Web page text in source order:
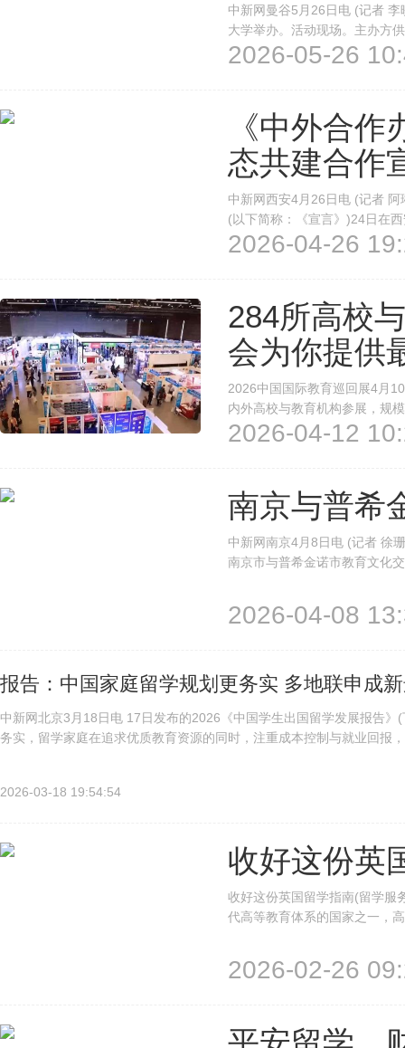
中新网曼谷5月26日电 (记者
大学举办。活动现场。主办方
(课堂)发展联盟、泰国华文教
2026-05-26
《中外合
态共建合作
中新网西安4月26日电 (记者
(以下简称：《宣言》)24日在
学院首倡，全国26家中外合作
2026-04-26
284所高校
会为你提供
2026中国国际教育巡回展4月
内外高校与教育机构参展，规
部留学服务中心主办，旨在为
2026-04-12
南京与普希
中新网南京4月8日电 (记者 徐
南京市与普希金诺市教育文化
2026-04-08
报告：中国家庭留学规划更务实 多地联申成
中新网北京3月18日电 17日发布的2026《中国学生出国留学发展报告
务实，留学家庭在追求优质教育资源的同时，注重成本控制与就业回报
2026-03-18 19:54:54
收好这份英
收好这份英国留学指南(留学服
代高等教育体系的国家之一，
2026-02-26